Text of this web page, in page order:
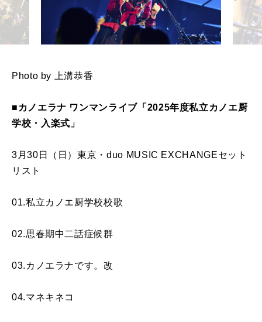
Photo by 上溝恭香
■カノエラナ ワンマンライブ「2025年度私立カノエ厨
学校・入楽式」
3月30日（日）東京・duo MUSIC EXCHANGEセット
リスト
01.私立カノエ厨学校校歌
02.思春期中二話症候群
03.カノエラナです。改
04.マネキネコ